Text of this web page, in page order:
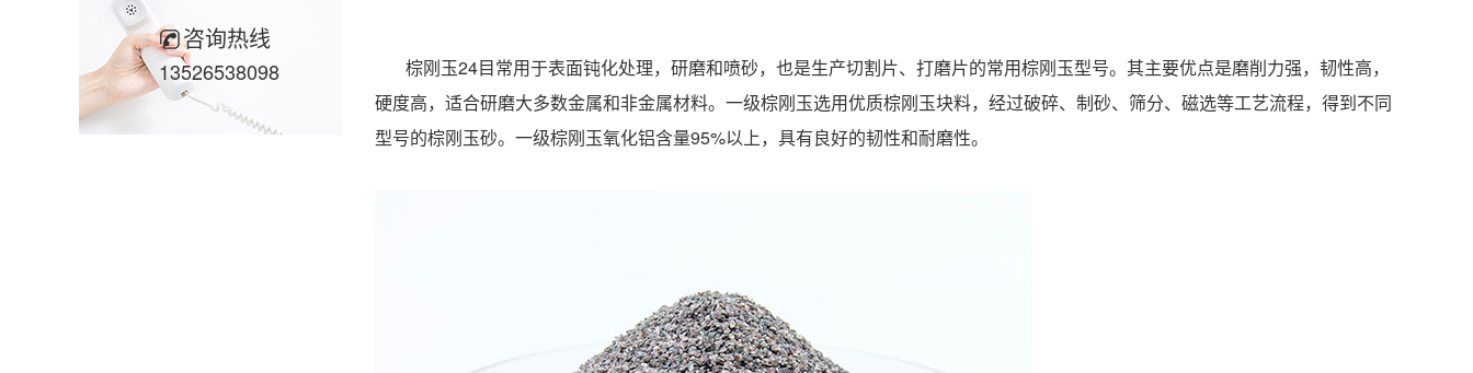
咨询热线
13526538098
棕刚玉24目常用于表面钝化处理，研磨和喷砂，也是生产切割片、打磨片的常用棕刚玉型号。其主要优点是磨削力强，韧性高，
硬度高，适合研磨大多数金属和非金属材料。一级棕刚玉选用优质棕刚玉块料，经过破碎、制砂、筛分、磁选等工艺流程，得到不同
型号的棕刚玉砂。一级棕刚玉氧化铝含量95%以上，具有良好的韧性和耐磨性。